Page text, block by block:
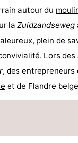
autour du
la Zuidzandseweg
plein de
Lors des
, des entrepreneurs
et de Flandre